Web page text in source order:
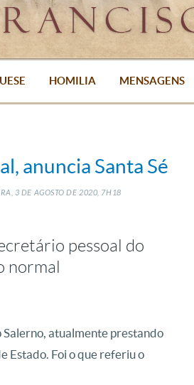
HOMILIA MENSAGENS
anuncia Santa Sé
3 DE AGOSTO DE2020, 7H18
pessoal do
normal
Salerno, atualmente prestando
Estado. Foi o que referiu o